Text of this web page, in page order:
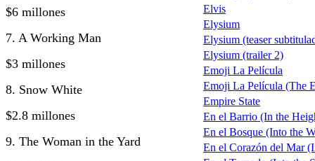
$6 millones
7. A Working Man
$3 millones
8. Snow White
$2.8 millones
9. The Woman in the Yard
Elvis
Elysium
Elysium (teaser
Elysium (trailer 2)
Emoji La Película
Emoji La Película (The
Empire State
En el Barrio (In the
En el Bosque (Into the
En el Corazón del Mar